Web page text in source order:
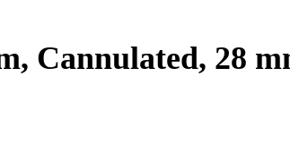
Cannulated, 28